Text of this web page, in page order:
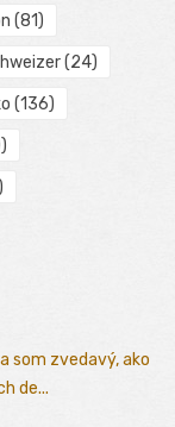
(81)
(24)
(136)
som zvedavý, ako
de...